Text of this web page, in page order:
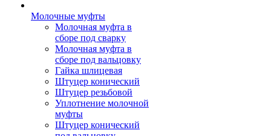
Молочные муфты
Молочная муфта в
сборе под сварку
Молочная муфта в
сборе под вальцовку
Гайка шлицевая
Штуцер конический
Штуцер резьбовой
Уплотнение молочной
муфты
Штуцер конический